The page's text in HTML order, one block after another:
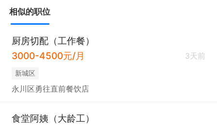
相似的职位
厨房切配（工作餐）
3000-4500元/月
3天前
新城区
永川区勇往直前餐饮店
食堂阿姨（大龄工）